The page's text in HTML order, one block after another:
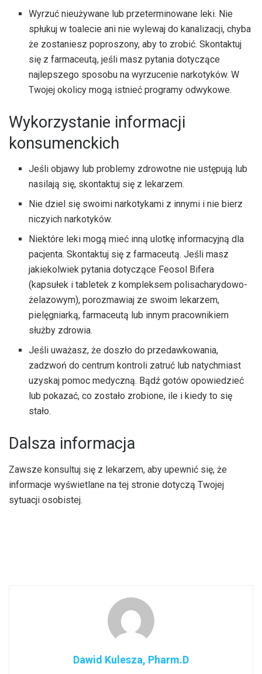
Wyrzuć nieużywane lub przeterminowane leki. Nie
spłukuj w toalecie ani nie wylewaj do kanalizacji, chyba
że zostaniesz poproszony, aby to zrobić. Skontaktuj
się z farmaceutą, jeśli masz pytania dotyczące
najlepszego sposobu na wyrzucenie narkotyków. W
Twojej okolicy mogą istnieć programy odwykowe.
Wykorzystanie informacji
konsumenckich
Jeśli objawy lub problemy zdrowotne nie ustępują lub
nasilają się, skontaktuj się z lekarzem.
Nie dziel się swoimi narkotykami z innymi i nie bierz
niczyich narkotyków.
Niektóre leki mogą mieć inną ulotkę informacyjną dla
pacjenta. Skontaktuj się z farmaceutą. Jeśli masz
jakiekolwiek pytania dotyczące Feosol Bifera
(kapsułek i tabletek z kompleksem polisacharydowo-
żelazowym), porozmawiaj ze swoim lekarzem,
pielęgniarką, farmaceutą lub innym pracownikiem
służby zdrowia.
Jeśli uważasz, że doszło do przedawkowania,
zadzwoń do centrum kontroli zatruć lub natychmiast
uzyskaj pomoc medyczną. Bądź gotów opowiedzieć
lub pokazać, co zostało zrobione, ile i kiedy to się
stało.
Dalsza informacja
Zawsze konsultuj się z lekarzem, aby upewnić się, że
informacje wyświetlane na tej stronie dotyczą Twojej
sytuacji osobistej.
Dawid Kulesza, Pharm.D